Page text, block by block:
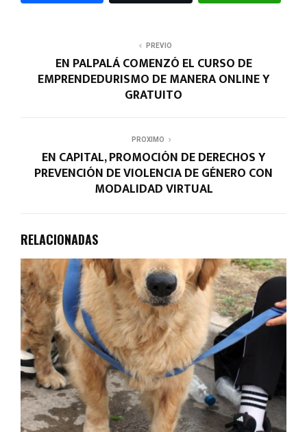
PREVIO
EN PALPALÁ COMENZÓ EL CURSO DE
EMPRENDEDURISMO DE MANERA ONLINE Y
GRATUITO
PROXIMO
EN CAPITAL, PROMOCIÓN DE DERECHOS Y
PREVENCIÓN DE VIOLENCIA DE GÉNERO CON
MODALIDAD VIRTUAL
RELACIONADAS